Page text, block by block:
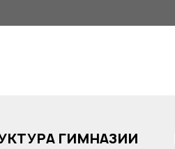
ГИМНАЗИИ